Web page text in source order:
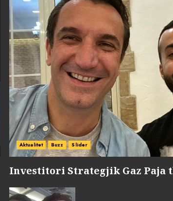
Aktualitet Buzz Slider
Investitori Strategjik Gaz Paja